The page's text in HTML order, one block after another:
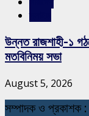
উন্নত রাজশাহী-১
মতবিনিময় সভা
August 5, 2026
সম্পাদক ও প্রকাশক